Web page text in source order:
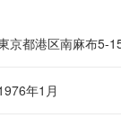
京都港区南麻布5-
年1月